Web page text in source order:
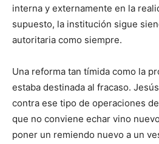
interna y externamente en la
supuesto, la institución sigue
autoritaria como siempre.
Una reforma tan tímida como la
estaba destinada al fracaso.
contra ese tipo de operaciones
que no conviene echar vino
poner un remiendo nuevo a un